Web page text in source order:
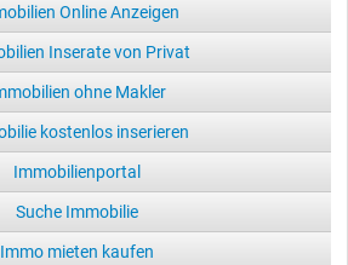
Online Anzeigen
Inserate von Privat
ohne Makler
kostenlos inserieren
Immobilienportal
Suche Immobilie
Immo mieten kaufen